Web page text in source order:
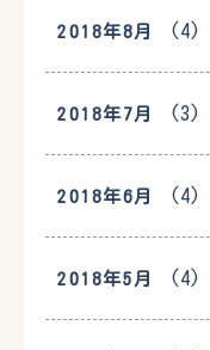
2018年8月 (4)
2018年7月 (3)
2018年6月 (4)
2018年5月 (4)